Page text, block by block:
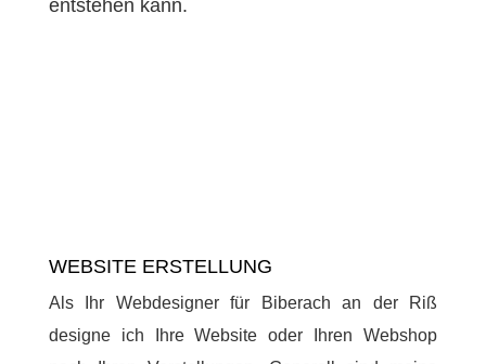
entstehen kann.
WEBSITE ERSTELLUNG
Als Ihr Webdesigner für Biberach an der Riß
designe ich Ihre Website oder Ihren Webshop